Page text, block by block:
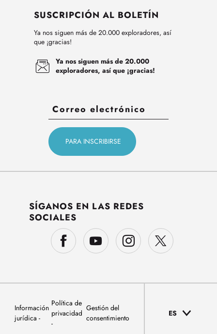
SUSCRIPCIÓN AL BOLETÍN
Ya nos siguen más de 20.000 exploradores, así
que ¡gracias!
Ya nos siguen más de 20.000
exploradores, así que ¡gracias!
SÍGANOS EN LAS REDES
SOCIALES
Información
jurídica
Política de
privacidad
Gestión del
consentimiento
ES